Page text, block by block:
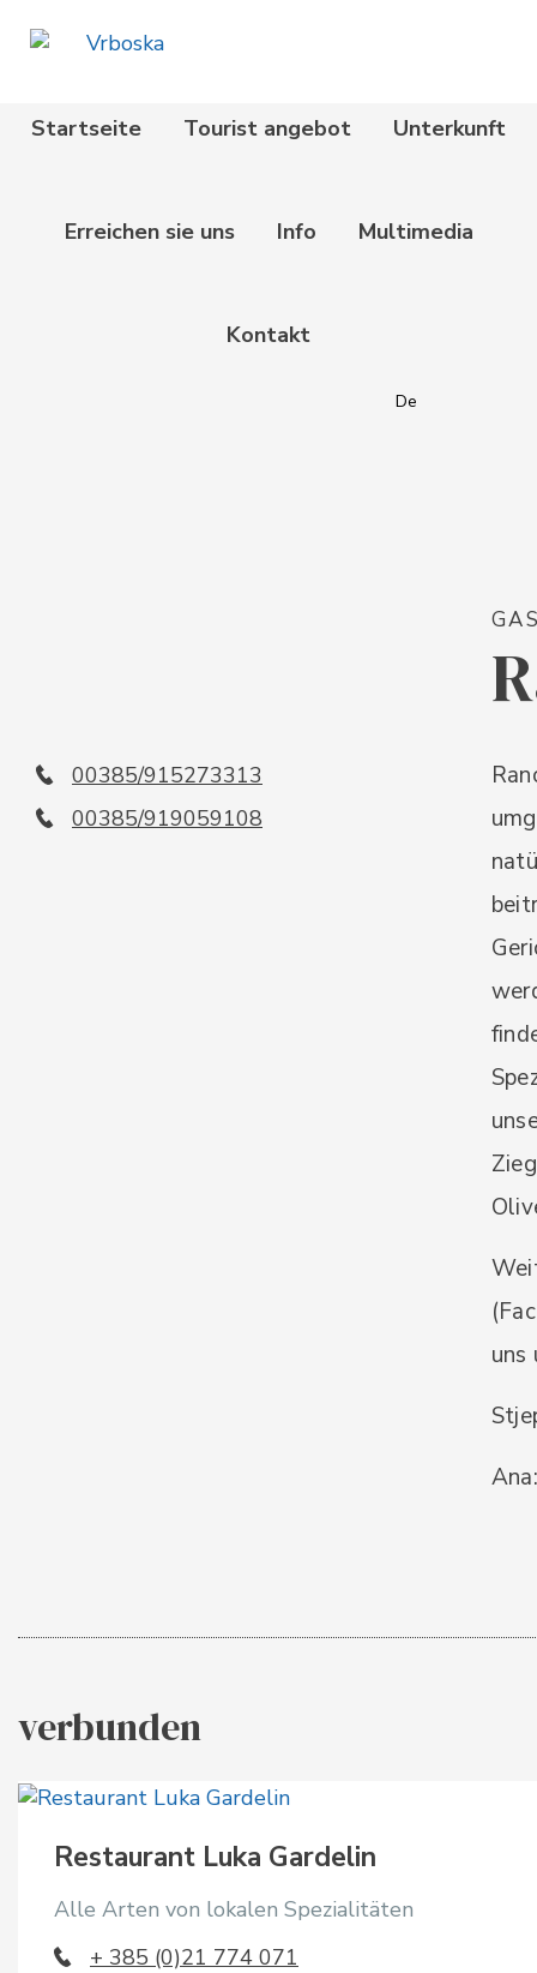
Startseite Tourist angebot Unterkunft
Erreichen sie uns Info Multimedia
Kontakt
De
00385/915273313
00385/919059108
uns
verbunden
Restaurant Luka Gardelin
Alle Arten von lokalen Spezialitäten
+ 385 (0)21 774 071